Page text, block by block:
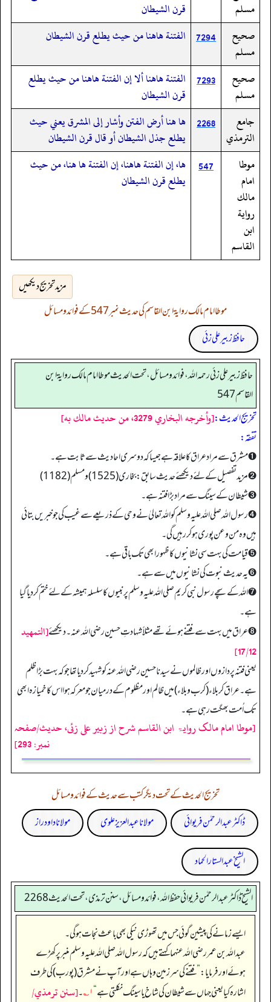
مسلم
قرن الشيطان
صحيح
مسلم
7294 الفتنة هاهنا من حيث يطلع قرن الشيطان
صحيح
مسلم
7293 الفتنة هاهنا ألا إن الفتنة هاهنا من حيث يطلع
قرن الشيطان
جامع
الترمذي
2268 ها هنا أرض الفتن وأشار إلى المشرق يعني حيث
يطلع جذل الشيطان أو قال قرن الشيطان
موطا
امام
مالك
رواية
ابن
القاسم
547
ها، إن الفتنة هاهنا، إن الفتنة ها هنا، من حيث
يطلع قرن الشيطان
مزید تخریج دیکھیں
موطا امام مالک روایۃ ابن القاسم کی حدیث نمبر 547 کے فوائد و مسائل
حافظ زبیر علی زئی
حافظ زبير على زئي رحمه الله، فوائد و مسائل، تحت الحديث موطا امام مالك رواية ابن
القاسم 547
تخریج الحدیث:[وأخرجه البخاري 3279، من حديث مالك به]
تفقه:
➊ مشرق سے مراد عراق کا علاقہ ہے جیسا کہ دوسری احادیث سے ثابت ہے۔
➋ مزید تفصیل کے لئے دیکھئے حدیث سابق: بخاری(1525) ومسلم (1182)
➌ شیطان کے سینگ سے مراد بڑا فتنہ ہے۔
➍ رسول اللہ صلی اللہ علیہ وسلم کو اللہ تعالیٰ نے وحی کے ذریعے سے غیب کی جو خبریں بتائی
ہیں وہ من وعن پوری ہوکر رہیں گی۔
➎ قیامت کی بہت سی نشانیوں کا ظہور ابھی تک باقی ہے۔
➏ یہ حدیث نبوت کی نشانیوں میں سے ہے۔
➐ اللہ کے سچے رسول نبی کریم صلی اللہ علیہ وسلم پر نبیوں کا سلسلہ ہمیشہ کے لئے ختم کردیا گیا
ہے۔
➑ عراق میں بہت سے فتنے ہوئے تھے مثلاً شہادتِ حسین رضی اللہ عنہ۔ دیکھئے[التمهيد
17/12]
یعنی فتنہ پردازوں اور ظالموں نے سیدنا حسین رضی اللہ عنہ کو شہید کردیا تھا جو کہ بہت بڑا ظلم
ہے۔ عراق کربلاء (کرب وبلاء) میں ظالم اور مظلوم کے درمیان جو معرکہ ہوا اس کا خمیازہ ابھی
تک اُمت بھگت رہی ہے۔
[موطا امام مالک روایۃ ابن القاسم شرح از زبیر علی زئی، حدیث/صفحہ
نمبر: 293]
تخریج الحدیث کے تحت دیگر کتب سے حدیث کے فوائد و مسائل
ڈاکٹر عبدالرحمٰن فریوائی
مولانا عبد العزیز علوی مولانا داود راز
الشیخ عبدالستار الحماد
الشیخ ڈاکٹر عبد الرحمٰن فریوائی حفظ اللہ، فوائد و مسائل، سنن ترمذی، تحت الحديث 2268
ایسے زمانے کی پیشین گوئی جس میں تھوڑی نیکی بھی باعث نجات ہو گی۔
عبداللہ بن عمر رضی الله عنہما کہتے ہیں کہ رسول اللہ صلی اللہ علیہ وسلم منبر پر کھڑے
ہوئے اور فرمایا:”فتنے کی سر زمین وہاں ہے اور آپ نے مشرق (پورب) کی طرف
اشارہ کیا یعنی جہاں سے شیطان کی شاخ یا سینگ نکلتی ہے“۱؎ ۔[سنن ترمذي/